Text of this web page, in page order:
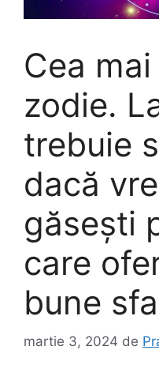
Cea
zodie.
trebuie
dacă
găsești
care
bune
martie 3, 2024 de